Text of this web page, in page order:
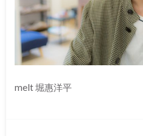
melt 堀惠洋平